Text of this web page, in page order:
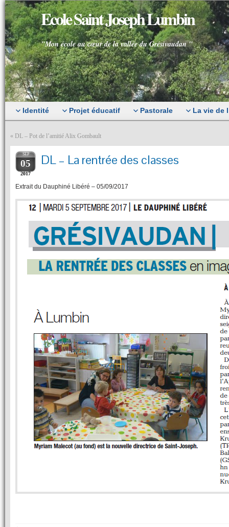
Ecole Saint Joseph Lumbin
"Mon école au cœur de la vallée du Grésivaudan "
Identité Projet éducatif Pastorale La vie de
« DL – Pot de l’amitié Alix Gombault
SEP
05
2017
DL – La rentrée des classes
Extrait du Dauphiné Libéré – 05/09/2017